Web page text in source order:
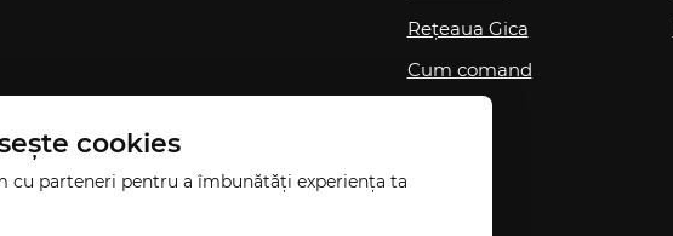
cookies
cu parteneri pentru a îmbunătăți experiența ta
Rețeaua Gica
Cum comand
rezervate.